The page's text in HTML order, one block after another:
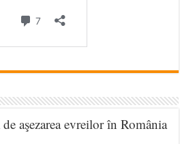
aşezarea evreilor în România